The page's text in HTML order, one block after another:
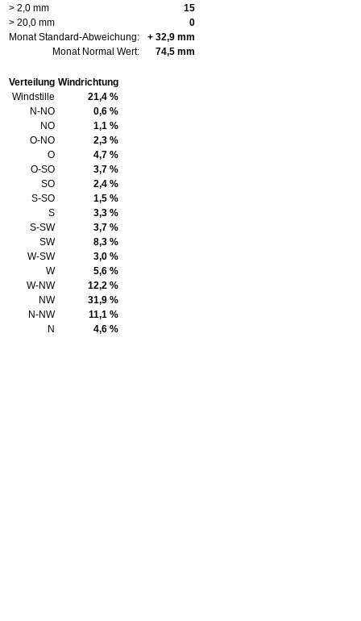
> 2,0 mm
15
> 20,0 mm
0
Monat Standard-Abweichung:
+ 32,9 mm
Monat Normal Wert:
74,5 mm
Verteilung Windrichtung
Windstille
21,4 %
N-NO
0,6 %
NO
1,1 %
O-NO
2,3 %
O
4,7 %
O-SO
3,7 %
SO
2,4 %
S-SO
1,5 %
S
3,3 %
S-SW
3,7 %
SW
8,3 %
W-SW
3,0 %
W
5,6 %
W-NW
12,2 %
NW
31,9 %
N-NW
11,1 %
N
4,6 %